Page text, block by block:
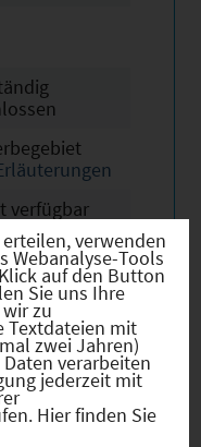
verfügbar
verfügbar
oder
verwenden
Webanalyse-Tools
auf den Button
Sie uns Ihre
zu
Textdateien mit
zwei Jahren)
verarbeiten
jederzeit mit
Hier finden Sie